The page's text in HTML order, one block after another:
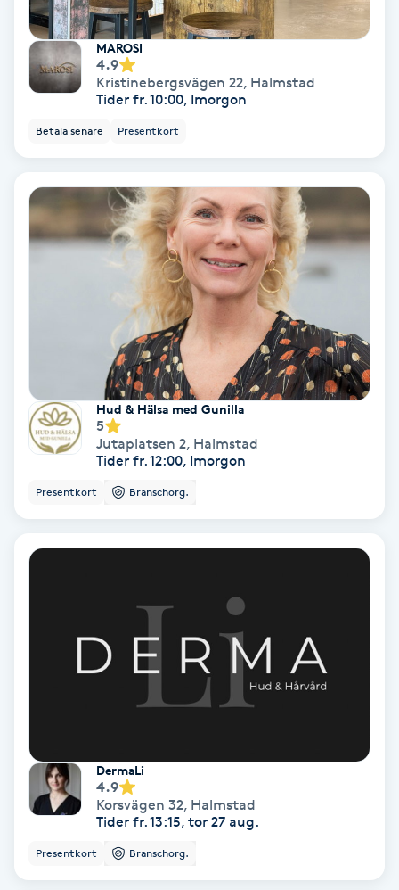
Regndroppsmassage
Reiki
Reiki massage
Restorative Yoga
Samtalsterapi
Sklerosering
Skägg
MAROSI
4.9
Kristinebergsvägen 22, Halmstad
Tider fr. 10:00, Imorgon
Betala senare Presentkort
Hud & Hälsa med Gunilla
5
Jutaplatsen 2, Halmstad
Tider fr. 12:00, Imorgon
Presentkort Branschorg.
DermaLi
4.9
Korsvägen 32, Halmstad
Tider fr. 13:15, tor 27 aug.
Presentkort Branschorg.